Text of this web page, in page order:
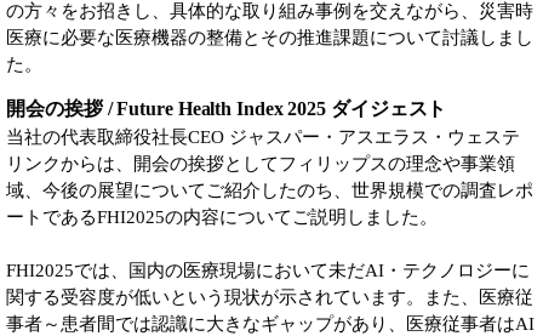
の方々をお招きし、具体的な取り組み事例を交えながら、災害時
医療に必要な医療機器の整備とその推進課題について討議しまし
た。
開会の挨拶 / Future Health Index 2025 ダイジェスト
当社の代表取締役社長CEO ジャスパー・アスエラス・ウェステ
リンクからは、開会の挨拶としてフィリップスの理念や事業領
域、今後の展望についてご紹介したのち、世界規模での調査レポ
ートであるFHI2025の内容についてご説明しました。
FHI2025では、国内の医療現場において未だAI・テクノロジーに
関する受容度が低いという現状が示されています。また、医療従
事者～患者間では認識に大きなギャップがあり、医療従事者はAI